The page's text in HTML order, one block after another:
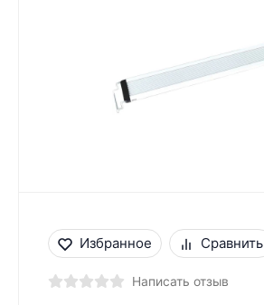
Избранное Сравнить
Написать отзыв